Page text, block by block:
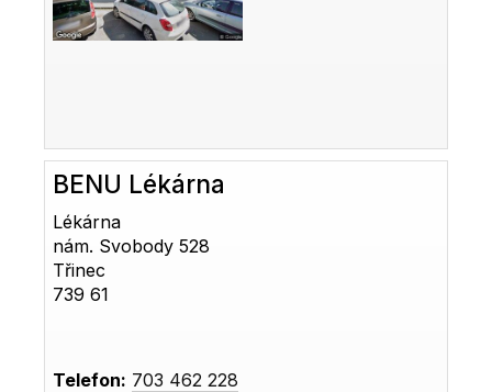
BENU Lékárna
Lékárna
nám. Svobody 528
Třinec
739 61
Telefon: 703 462 228